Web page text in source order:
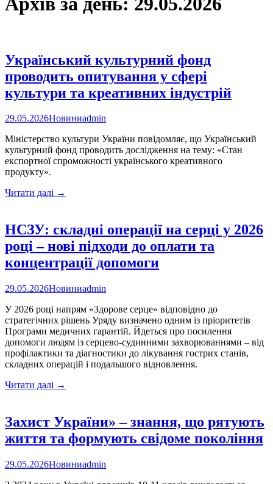
Український культурний фонд
проводить опитування у сфері
культури та креативних індустрій
29.05.2026Новиниadmin
Міністерство культури України повідомляє, що Український
культурний фонд проводить дослідження на тему: «Стан
експортної спроможності українського креативного
продукту».
Читати далі Український
проводить
опитування
у
сфері
культури
креативних
→
НСЗУ: складні операції на серці у 2026
році – нові підходи до оплати та
концентрації допомоги
29.05.2026Новиниadmin
У 2026 році напрям «Здорове серце» відповідно до
стратегічних рішень Уряду визначено одним із пріоритетів
Програми медичних гарантій. Йдеться про посилення
допомоги людям із серцево-судинними захворюваннями – від
профілактики та діагностики до лікування гострих станів,
складних операцій і подальшого відновлення.
Читати далі НСЗУ:
на
серці
у
році
–
→
Захист України» – знання, що рятують
життя та формують свідоме покоління
29.05.2026Новиниadmin